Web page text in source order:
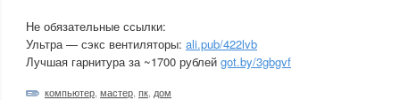
Не обязательные ссылки:
Ультра — сэкс вентиляторы: ali.pub/422lvb
Лучшая гарнитура за ~1700 рублей got.by/3gbgvf
компьютер мастер пк дом